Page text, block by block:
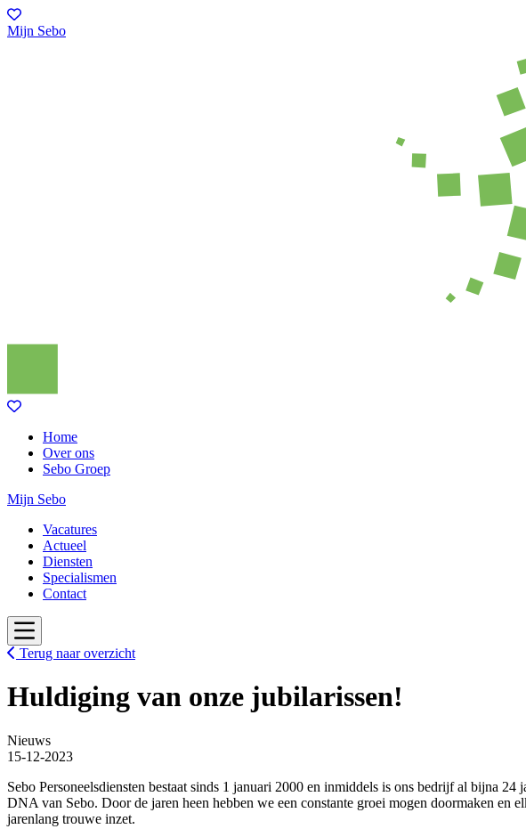
Mijn Sebo
Home
Over ons
Sebo Groep
Mijn Sebo
Vacatures
Actueel
Diensten
Specialismen
Contact
Terug naar overzicht
Huldiging van onze jubilarissen!
Nieuws
15-12-2023
Sebo Personeelsdiensten bestaat sinds 1 januari 2000 en inmiddels is ons bedrijf al bijna
DNA van Sebo. Door de jaren heen hebben we een constante groei mogen doormaken
jarenlang trouwe inzet.